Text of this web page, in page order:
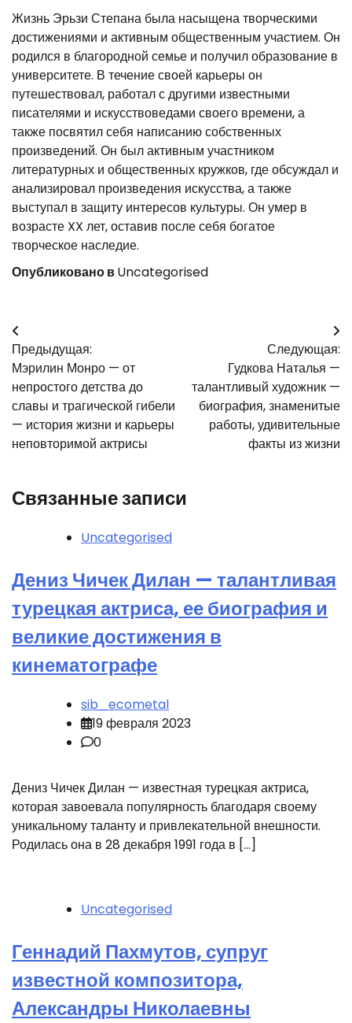
Жизнь Эрьзи Степана была насыщена творческими
достижениями и активным общественным участием. Он
родился в благородной семье и получил образование в
университете. В течение своей карьеры он
путешествовал, работал с другими известными
писателями и искусствоведами своего времени, а
также посвятил себя написанию собственных
произведений. Он был активным участником
литературных и общественных кружков, где обсуждал и
анализировал произведения искусства, а также
выступал в защиту интересов культуры. Он умер в
возрасте XX лет, оставив после себя богатое
творческое наследие.
Опубликовано вUncategorised
Навигация
по
записям
Предыдущая:
Мэрилин Монро — от
непростого детства до
славы и трагической гибели
— история жизни и карьеры
неповторимой актрисы
Следующая:
Гудкова Наталья —
талантливый художник —
биография, знаменитые
работы, удивительные
факты из жизни
Связанные записи
Uncategorised
Дениз Чичек Дилан — талантливая
турецкая актриса, ее биография и
великие достижения в
кинематографе
sib_ecometal
19 февраля 2023
0
Дениз Чичек Дилан — известная турецкая актриса,
которая завоевала популярность благодаря своему
уникальному таланту и привлекательной внешности.
Родилась она в 28 декабря 1991 года в […]
Uncategorised
Геннадий Пахмутов, супруг
известной композитора,
Александры Николаевны